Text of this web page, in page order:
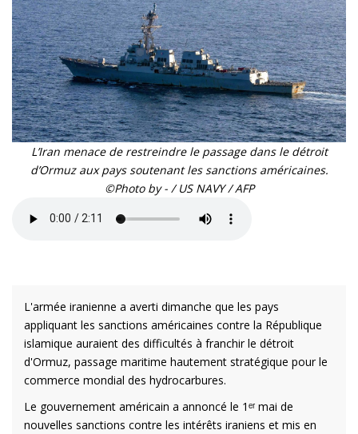
L’Iran menace de restreindre le passage dans le détroit
d’Ormuz aux pays soutenant les sanctions américaines.
©Photo by - / US NAVY / AFP
L'armée iranienne a averti dimanche que les pays
appliquant les sanctions américaines contre la République
islamique auraient des difficultés à franchir le détroit
d'Ormuz, passage maritime hautement stratégique pour le
commerce mondial des hydrocarbures.
Le gouvernement américain a annoncé le 1ᵉʳ mai de
nouvelles sanctions contre les intérêts iraniens et mis en